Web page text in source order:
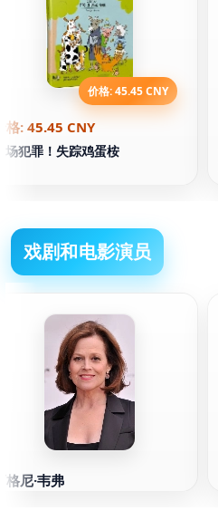
价格: 45.45 CNY
格: 45.45 CNY
场犯罪！失踪鸡蛋桉
戏剧和电影演员
格尼·韦弗